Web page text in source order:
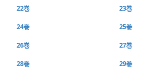
22巻 23巻
24巻 25巻
26巻 27巻
28巻 29巻